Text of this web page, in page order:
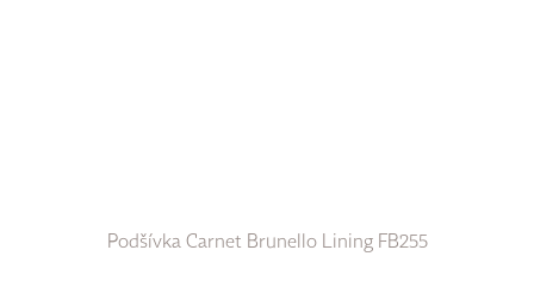
Podšívka Carnet Brunello Lining FB255